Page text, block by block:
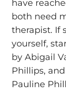
have
both need
therapist. If
yourself,
by Abigail
Phillips,
Pauline